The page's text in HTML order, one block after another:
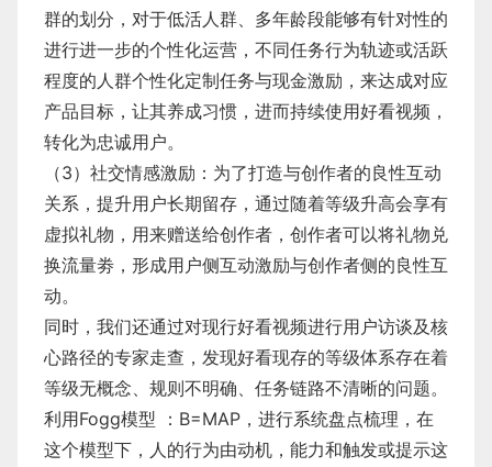
群的划分，对于低活人群、多年龄段能够有针对性的
进行进一步的个性化运营，不同任务行为轨迹或活跃
程度的人群个性化定制任务与现金激励，来达成对应
产品目标，让其养成习惯，进而持续使用好看视频，
转化为忠诚用户。
​（3）社交情感激励：为了打造与创作者的良性互动
关系，提升用户长期留存，通过随着等级升高会享有
虚拟礼物，用来赠送给创作者，创作者可以将礼物兑
换流量劵，形成用户侧互动激励与创作者侧的良性互
动。
​同时，我们还通过对现行好看视频进行用户访谈及核
心路径的专家走查，发现好看现存的等级体系存在着
等级无概念、规则不明确、任务链路不清晰的问题。
利用Fogg模型 ：B=MAP，进行系统盘点梳理，在
这个模型下，⼈的⾏为由动机，能⼒和触发或提示这